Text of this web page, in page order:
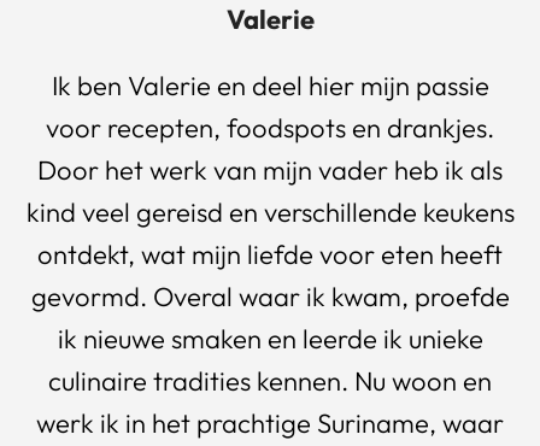
Valerie
Ik ben Valerie en deel hier mijn passie
voor recepten, foodspots en drankjes.
Door het werk van mijn vader heb ik als
kind veel gereisd en verschillende keukens
ontdekt, wat mijn liefde voor eten heeft
gevormd. Overal waar ik kwam, proefde
ik nieuwe smaken en leerde ik unieke
culinaire tradities kennen. Nu woon en
werk ik in het prachtige Suriname, waar